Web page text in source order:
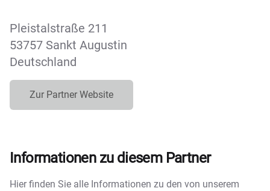
Pleistalstraße 211
53757 Sankt Augustin
Deutschland
Zur Partner Website
Informationen zu diesem Partner
Hier finden Sie alle Informationen zu den von unserem